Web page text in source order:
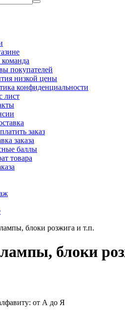
покупателей
низкой цены
конфиденциальности
лист
заказ
заказа
баллы
товара
блоки розжига и т.п.
блоки
от А до Я